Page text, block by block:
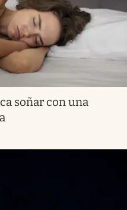
soñar con una